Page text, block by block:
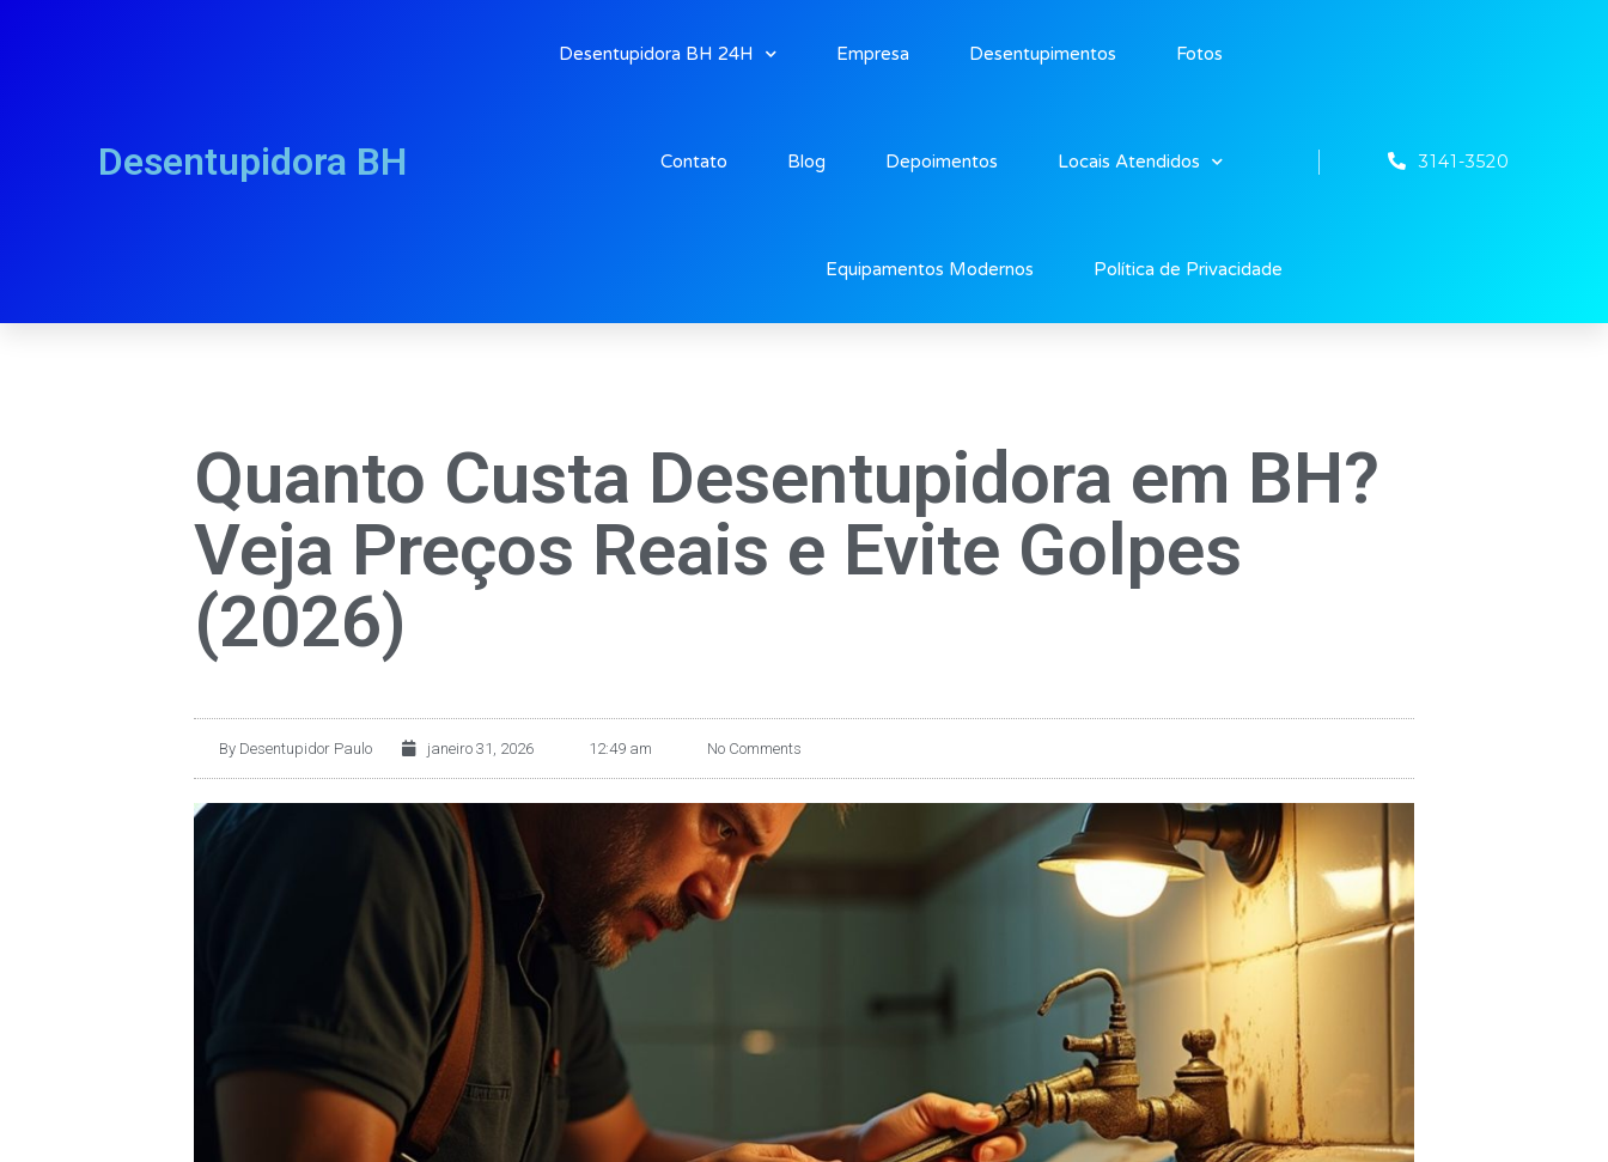
Desentupidora BH
Desentupidora BH 24H Empresa Desentupimentos Fotos
Contato Blog Depoimentos Locais Atendidos
Equipamentos Modernos Política de Privacidade
3141-3520
Quanto Custa Desentupidora em BH?
Veja Preços Reais e Evite Golpes
(2026)
By Desentupidor Paulo janeiro 31, 2026 12:49 am No Comments